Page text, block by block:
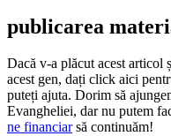
publicarea
Dacă v-a plăcut acest articol
acest gen, dați click aici
puteți ajuta. Dorim să
Evangheliei, dar nu putem
ne financiarsă continuăm!